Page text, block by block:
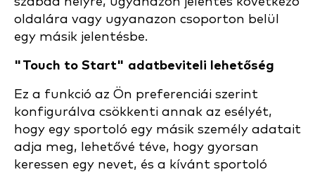
oldalára vagy ugyanazon csoporton belül
egy másik jelentésbe.
"Touch to Start" adatbeviteli lehetőség
Ez a funkció az Ön preferenciái szerint
konfigurálva csökkenti annak az esélyét,
hogy egy sportoló egy másik személy adatait
adja meg, lehetővé téve, hogy gyorsan
keressen egy nevet, és a kívánt sportoló